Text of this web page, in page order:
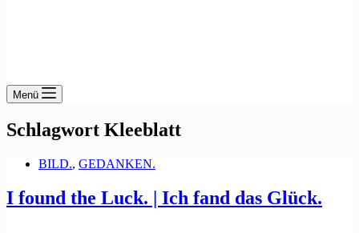
Menü
Schlagwort Kleeblatt
BILD., GEDANKEN.
I found the Luck. | Ich fand das Glück.